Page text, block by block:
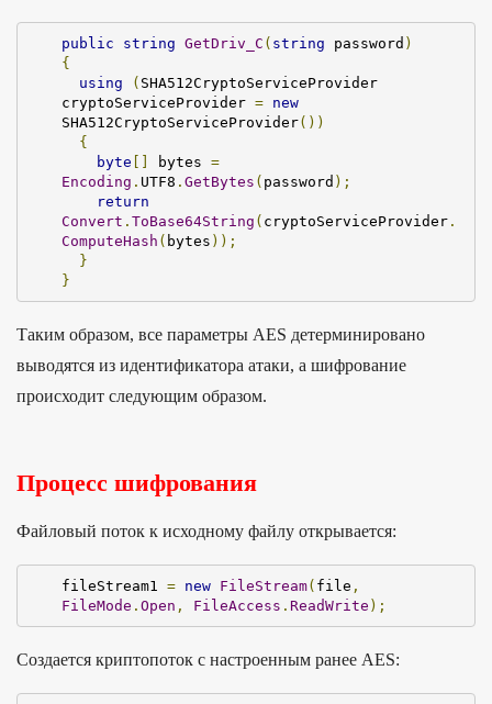
public string GetDriv_C ( string password )
{
using
( SHA512CryptoServiceProvider
cryptoServiceProvider = new
SHA512CryptoServiceProvider())
{
byte
bytes =
Encoding . UTF8 . GetBytes ( password );
return
Convert . ToBase64String ( cryptoServiceProvider .
ComputeHash ( bytes ));
}
}
Таким образом, все параметры AES детерминировано
выводятся из идентификатора атаки, а шифрование
происходит следующим образом.
Процесс шифрования
Файловый поток к исходному файлу открывается:
fileStream1 = new FileStream( file ,
FileMode . Open , FileAccess . ReadWrite );
Создается криптопоток с настроенным ранее AES: